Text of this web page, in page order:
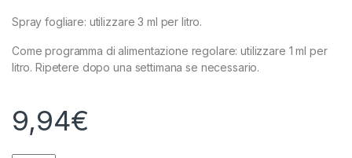
Spray fogliare: utilizzare 3 ml per litro.
Come programma di alimentazione regolare: utilizzare 1 ml per
litro. Ripetere dopo una settimana se necessario.
9,94€